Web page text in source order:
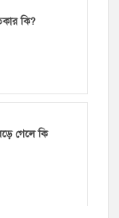
কি?
গেলে কি